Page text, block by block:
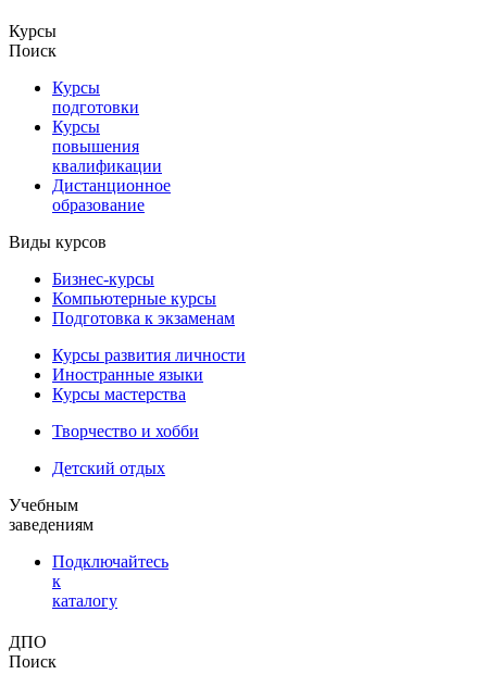
Курсы
Поиск
Курсы
подготовки
Курсы
повышения
квалификации
Дистанционное
образование
Виды курсов
Бизнес-курсы
Компьютерные курсы
Подготовка к экзаменам
Курсы развития личности
Иностранные языки
Курсы мастерства
Творчество и хобби
Детский отдых
Учебным
заведениям
Подключайтесь
к
каталогу
ДПО
Поиск